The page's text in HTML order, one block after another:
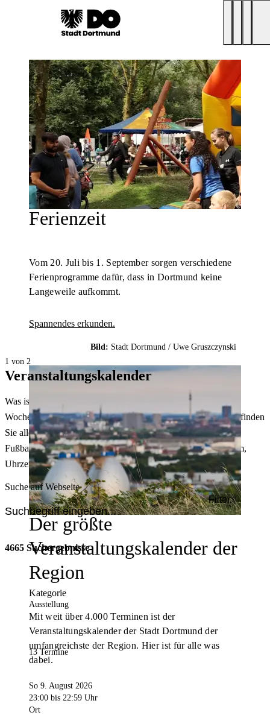
Ferienzeit
Vom 20. Juli bis 1. September sorgen verschiedene
Ferienprogramme dafür, dass in Dortmund keine
Langeweile aufkommt.
Spannendes erkunden.
Bild: Stadt Dortmund / Uwe Gruszczynski
Der größte
Veranstaltungskalender der
Region
Mit weit über 4.000 Terminen ist der
Veranstaltungskalender der Stadt Dortmund der
umfangreichste der Region. Hier ist für alle was
dabei.
1 von 2
Veranstaltungskalender
Was ist heute in Dortmund los? Welche Konzerte gibt es am
Wochenende? Im größten Veranstaltungskalender Dortmunds finden
Sie alle Events – von der Stadt- oder Museumsführung übers
Fußballspiel bis zum Flohmarkt. Sie können dabei nach Datum,
Uhrzeit, Ort oder Art der Veranstaltung auswählen. Viel Spaß!
Suche auf Webseite
Filter
4665 Suchergebnisse
Kategorie
Ausstellung
13 Termine
So 9. August 2026
23:00 bis 22:59 Uhr
Ort